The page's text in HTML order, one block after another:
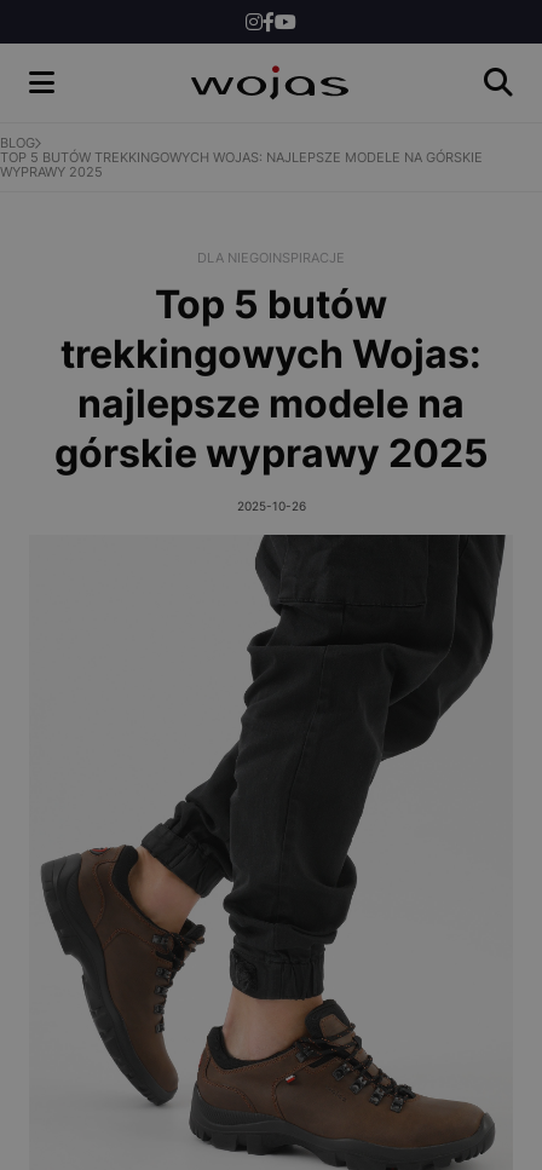
NEWS
BLOG
TOP 5 BUTÓW TREKKINGOWYCH WOJAS: NAJLEPSZE MODELE NA GÓRSKIE
WYPRAWY 2025
DLA NIEGOINSPIRACJE
Top 5 butów
trekkingowych Wojas:
najlepsze modele na
górskie wyprawy 2025
2025-10-26